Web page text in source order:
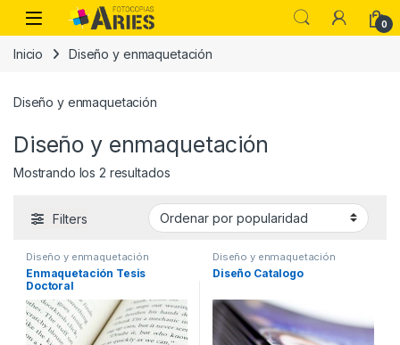
Skip to navigation
Skip to content
Open 0
Inicio Diseño y enmaquetación
Diseño y enmaquetación
Diseño y enmaquetación
Mostrando los 2 resultadosOrdenado por popularidad
Filters
Diseño y enmaquetación
Enmaquetación Tesis
Doctoral
Diseño y enmaquetación
Diseño Catalogo